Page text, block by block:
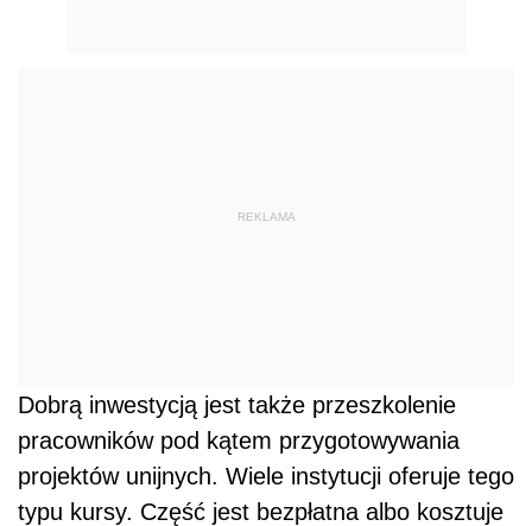
REKLAMA
Dobrą inwestycją jest także przeszkolenie
pracowników pod kątem przygotowywania
projektów unijnych. Wiele instytucji oferuje tego
typu kursy. Część jest bezpłatna albo kosztuje